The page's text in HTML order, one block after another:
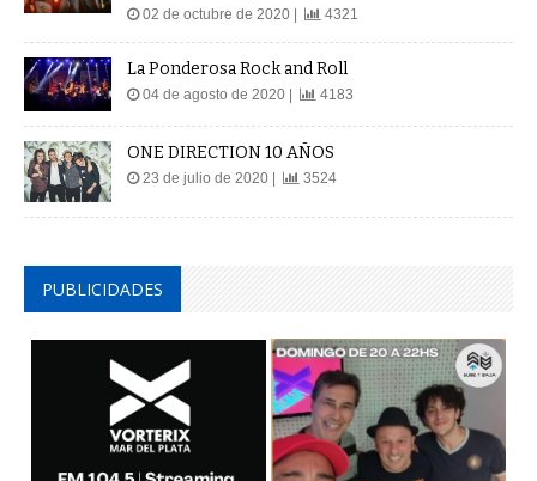
02 de octubre de 2020 | 4321
La Ponderosa Rock and Roll
04 de agosto de 2020 | 4183
ONE DIRECTION 10 AÑOS
23 de julio de 2020 | 3524
PUBLICIDADES